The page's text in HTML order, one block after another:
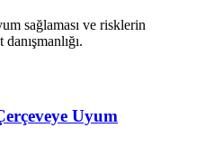
sağlaması ve risklerin
Uyum